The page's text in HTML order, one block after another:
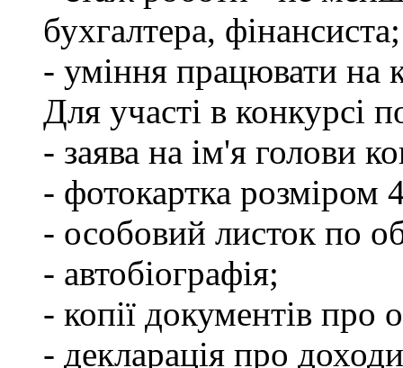
бухгалтера, фінансиста;
- уміння працювати на
Для участі в конкурсі
- заява на ім'я голови
- фотокартка розміром
- особовий листок по
- автобіографія;
- копії документів про
- декларація про